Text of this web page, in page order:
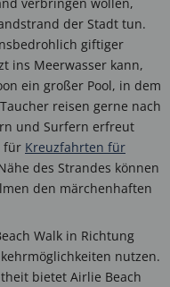
der Stadt tun.
giftiger
ins Meerwasser kann,
ein großer Pool, in dem
reisen gerne nach
und Surfern erfreut
für Kreuzfahrten für
des Strandes können
den märchenhaften
Walk in Richtung
nutzen.
bietet Airlie Beach